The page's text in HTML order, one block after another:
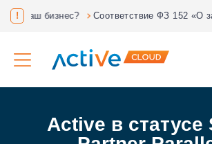
! Соответствие ФЗ 152 «О защите
Active в статусе